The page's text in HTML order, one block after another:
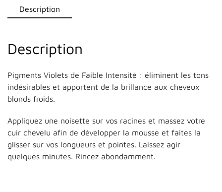
Description
Description
Pigments Violets de Faible Intensité : éliminent les tons
indésirables et apportent de la brillance aux cheveux
blonds froids.
Appliquez une noisette sur vos racines et massez votre
cuir chevelu afin de développer la mousse et faites la
glisser sur vos longueurs et pointes. Laissez agir
quelques minutes. Rincez abondamment.